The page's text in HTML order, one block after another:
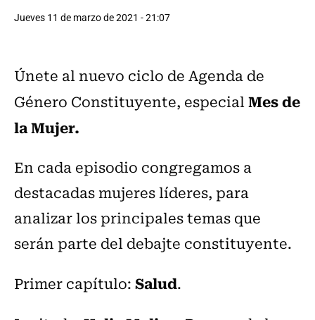
Jueves 11 de marzo de 2021 - 21:07
Únete al nuevo ciclo de Agenda de
Género Constituyente, especialMes de
la Mujer.
En cada episodio congregamos a
destacadas mujeres líderes, para
analizar los principales temas que
serán parte del debajte constituyente.
Primer capítulo:Salud.